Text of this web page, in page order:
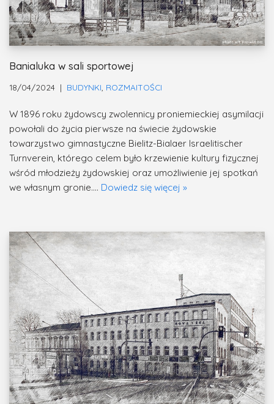
Banialuka w sali sportowej
18/04/2024 BUDYNKI ROZMAITOŚCI
W 1896 roku żydowscy zwolennicy proniemieckiej asymilacji
powołali do życia pierwsze na świecie żydowskie
towarzystwo gimnastyczne Bielitz-Bialaer Israelitischer
Turnverein, którego celem było krzewienie kultury fizycznej
wśród młodzieży żydowskiej oraz umożliwienie jej spotkań
we własnym gronie.… Dowiedz się więcej »